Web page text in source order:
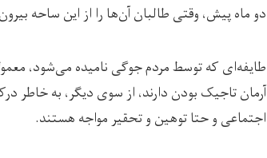
دو ماه پیش، وقتی طالبان آن‌ها را از این ساحه
طایفه‌‌ای که توسط مردم جوگی نامیده می‌شود،
آرمان تاجیک بودن دارند، از سوی دیگر، به خاطر
اجتماعی و حتا توهین و تحقیر مواجه هستند.